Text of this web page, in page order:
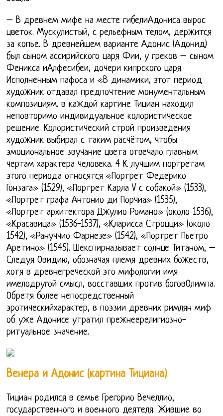
– В древнем мифе на месте гибелиАдониса вырос
цветок. Мускулистый, с рельефным телом, держится
за копье. В древнейшем варианте Адонис (Адонид)
был сыном ассирийского царя Фии, у греков – сыном
Феникса иАлфесибеи, дочери кипрского царя.
Исполненным пафоса и «В динамики, этот период
художник отдавал предпочтение монументальным
композициям. в каждой картине Тициан находил
неповторимо индивидуальное колористическое
решение. Колористический строй произведения
художник выбирал с таким расчётом, чтобы
эмоциональное звучание цвета отвечало главным
чертам характера человека. 4 К лучшим портретам
этого периода относятся «Портрет Федерико
Гонзага» (1529), «Портрет Карла V с собакой» (1533),
«Портрет графа Антонио ди Порчиа» (1535),
«Портрет архитектора Джулио Романо» (около 1536),
«Красавица» (1536-1537), «Кларисса Строцци» (около
1542), «Рануччио Фарнезе» (1542), «Портрет Пьетро
Аретино» (1545). Шекспирназывает солнце Титаном, –
Следуя Овидию, обозначая племя древних божеств,
хотя в древнегреческой это мифологии имя
имелодругой смысл, восставших против боговОлимпа.
Обретя более непосредственный
эротическийхарактер, в поэзии древних римлян миф
об уже Адонисе утратил прежнеерелигиозно-
ритуальное значение.
Венера и Адонис (картина Тициана)
Тициан родился в семье Грегорио Вечеллио,
государственного и военного деятеля. Жившие во